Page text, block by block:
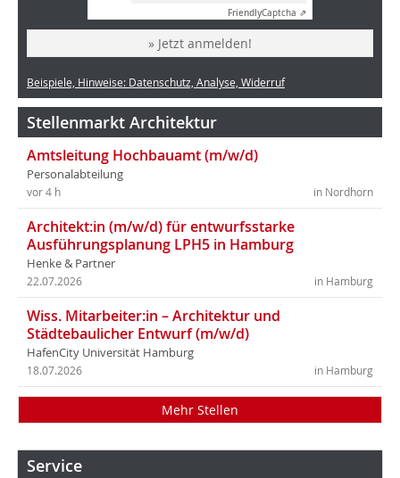
FriendlyCaptcha ⇗
» Jetzt anmelden!
Beispiele, Hinweise: Datenschutz, Analyse, Widerruf
Stellenmarkt Architektur
Amtsleitung Hochbauamt (m/w/d)
Personalabteilung
in Nordhorn
vor 4 h
Architekt:in (m/w/d) für entwurfsstarke
Ausführungsplanung LPH5 in Hamburg
Henke & Partner
in Hamburg
22.07.2026
Wiss. Mitarbeiter:in – Architektur und
Städtebaulicher Entwurf (m/w/d)
HafenCity Universität Hamburg
in Hamburg
18.07.2026
Mehr Stellen
Service